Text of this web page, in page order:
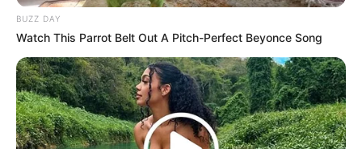
Gracias a sus antioxidantes, la
manzanilla combate los radicales libres,
envejecimiento celular.
BUZZ DAY
Watch This Parrot Belt Out A Pitch-Perfect Beyonce Song